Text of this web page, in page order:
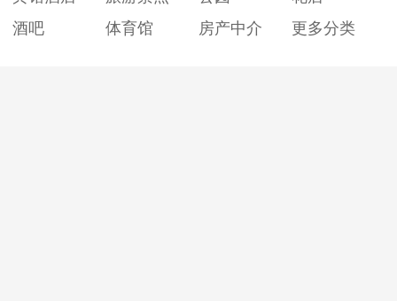
酒吧
体育馆 房产中介 更多分类